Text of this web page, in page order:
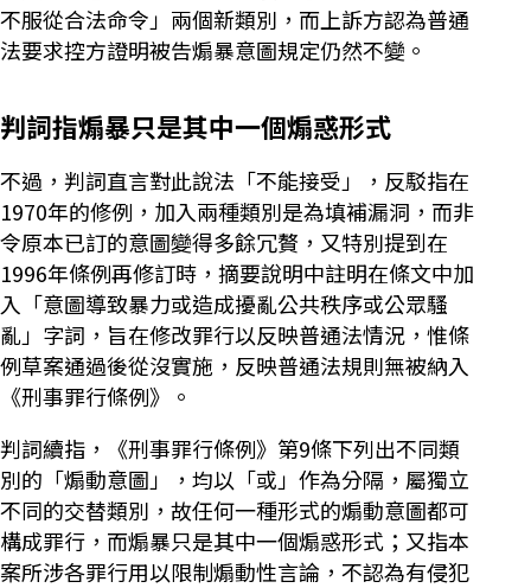
不服從合法命令」兩個新類別，而上訴方認為普通
法要求控方證明被告煽暴意圖規定仍然不變。
判詞指煽暴只是其中一個煽惑形式
不過，判詞直言對此說法「不能接受」，反駁指在
1970年的修例，加入兩種類別是為填補漏洞，而非
令原本已訂的意圖變得多餘冗贅，又特別提到在
1996年條例再修訂時，摘要說明中註明在條文中加
入「意圖導致暴力或造成擾亂公共秩序或公眾騷
亂」字詞，旨在修改罪行以反映普通法情況，惟條
例草案通過後從沒實施，反映普通法規則無被納入
《刑事罪行條例》。
判詞續指，《刑事罪行條例》第9條下列出不同類
別的「煽動意圖」，均以「或」作為分隔，屬獨立
不同的交替類別，故任何一種形式的煽動意圖都可
構成罪行，而煽暴只是其中一個煽惑形式；又指本
案所涉各罪行用以限制煽動性言論，不認為有侵犯